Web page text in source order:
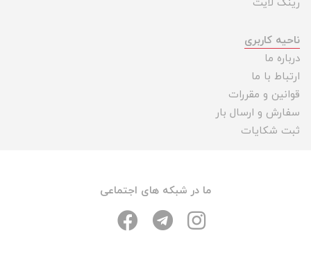
رینگ لایت
ناحیه کاربری
درباره ما
ارتباط با ما
قوانین و مقررات
سفارش و ارسال بار
ثبت شکایات
ما در شبکه های اجتماعی